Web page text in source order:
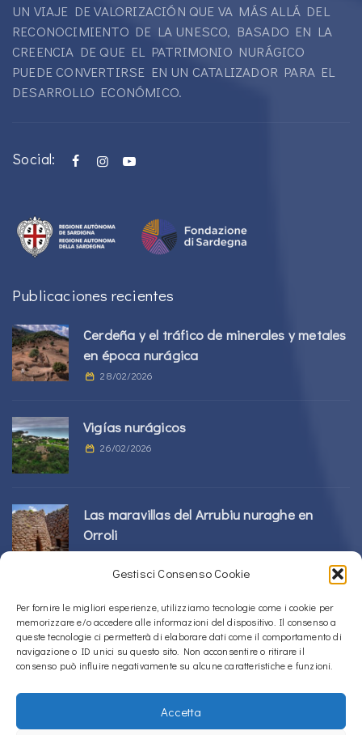
Gestisci Consenso Cookie
Per fornire le migliori esperienze, utilizziamo tecnologie come i cookie per
memorizzare e/o accedere alle informazioni del dispositivo. Il consenso a
queste tecnologie ci permetterà di elaborare dati come il comportamento di
navigazione o ID unici su questo sito. Non acconsentire o ritirare il
consenso può influire negativamente su alcune caratteristiche e funzioni.
Accetta
UN VIAJE DE VALORIZACIÓN QUE VA MÁS ALLÁ DEL
RECONOCIMIENTO DE LA UNESCO, BASADO EN LA
CREENCIA DE QUE EL PATRIMONIO NURÁGICO
PUEDE CONVERTIRSE EN UN CATALIZADOR PARA EL
DESARROLLO ECONÓMICO.
Social:
Publicaciones recientes
Cerdeña y el tráfico de minerales y metales
en época nurágica
28/02/2026
Vigías nurágicos
26/02/2026
Las maravillas del Arrubiu nuraghe en
Orroli
24/02/2026
Complejo Sos Nurattolos Nuragic en Alà
dei Sardi
23/02/2026
Copyright © 2020 – 2026La Sardegna verso l'Unesco